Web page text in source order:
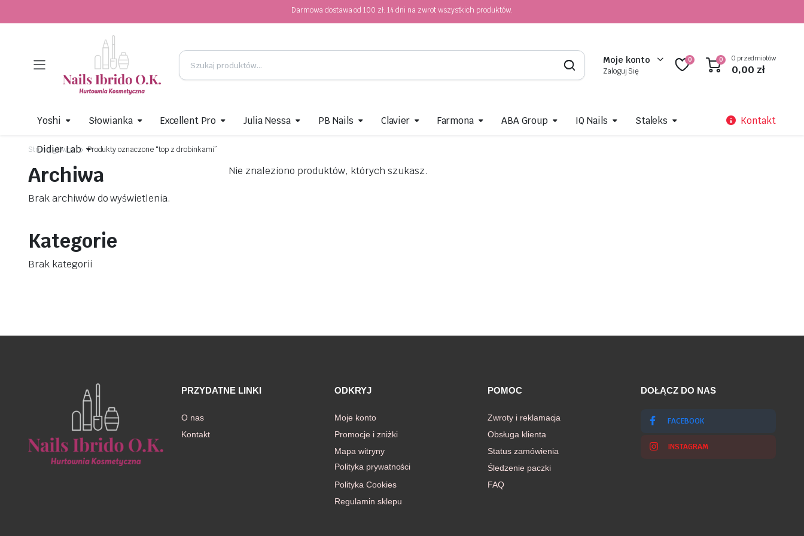
Darmowa dostawa od 100 zł. 14 dni na zwrot wszystkich produktów.
Moje konto
Zaloguj Się
0 0 0 przedmiotów
0,00 zł
Yoshi Słowianka Excellent Pro Julia Nessa PB Nails Clavier Farmona ABA Group IQ Nails Staleks
Didier Lab
Kontakt
Strona główna Produkty oznaczone “top z drobinkami”
Nie znaleziono produktów, których szukasz.
Archiwa
Brak archiwów do wyświetlenia.
Kategorie
Brak kategorii
PRZYDATNE LINKI
O nas
Kontakt
ODKRYJ
Moje konto
Promocje i zniżki
Mapa witryny
Polityka prywatności
Polityka Cookies
Regulamin sklepu
POMOC
Zwroty i reklamacja
Obsługa klienta
Status zamówienia
Śledzenie paczki
FAQ
DOŁĄCZ DO NAS
FACEBOOK
INSTAGRAM